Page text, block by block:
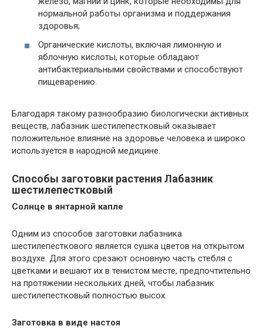
нормальной работы организма и поддержания
здоровья;
Органические кислоты, включая лимонную и
яблочную кислоты, которые обладают
антибактериальными свойствами и способствуют
пищеварению.
Благодаря такому разнообразию биологически активных
веществ, лабазник шестилепестковый оказывает
положительное влияние на здоровье человека и широко
используется в народной медицине.
Способы заготовки растения Лабазник
шестилепестковый
Солнце в янтарной капле
Одним из способов заготовки лабазника
шестилепесткового является сушка цветов на открытом
воздухе. Для этого срезают основную часть стебля с
цветками и вешают их в тенистом месте, предпочтительно
на протяжении нескольких дней, чтобы лабазник
шестилепестковый полностью высох.
Заготовка в виде настоя